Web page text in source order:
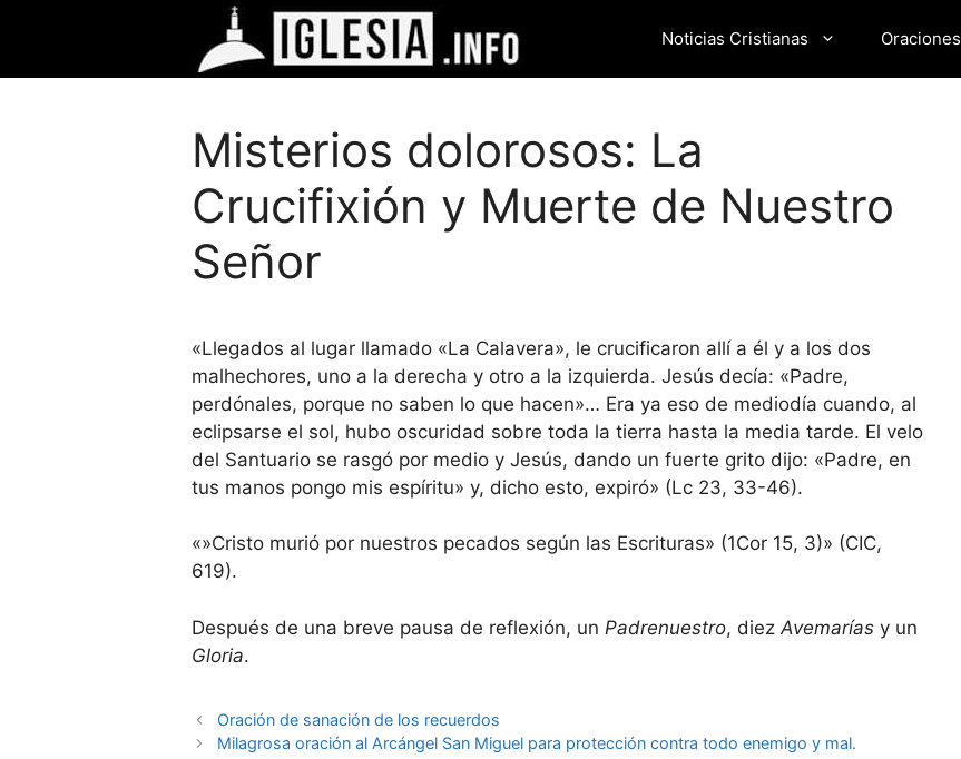
Noticias Cristianas Oraciones
Misterios dolorosos: La
Crucifixión y Muerte de Nuestro
Señor
«Llegados al lugar llamado «La Calavera», le crucificaron allí a él y a los dos
malhechores, uno a la derecha y otro a la izquierda. Jesús decía: «Padre,
perdónales, porque no saben lo que hacen»… Era ya eso de mediodía cuando, al
eclipsarse el sol, hubo oscuridad sobre toda la tierra hasta la media tarde. El velo
del Santuario se rasgó por medio y Jesús, dando un fuerte grito dijo: «Padre, en
tus manos pongo mis espíritu» y, dicho esto, expiró» (Lc 23, 33-46).
«»Cristo murió por nuestros pecados según las Escrituras» (1Cor 15, 3)» (CIC,
619).
Después de una breve pausa de reflexión, un Padrenuestro, diez Avemarías y un
Gloria.
Oración de sanación de los recuerdos
Milagrosa oración al Arcángel San Miguel para protección contra todo enemigo y mal.